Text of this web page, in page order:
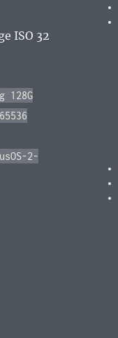
ISO 32
128G
2-